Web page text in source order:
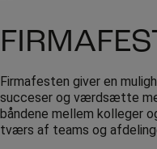
Firmafesten giver en
succeser og værdsætte
båndene mellem kolleger
tværs af teams og